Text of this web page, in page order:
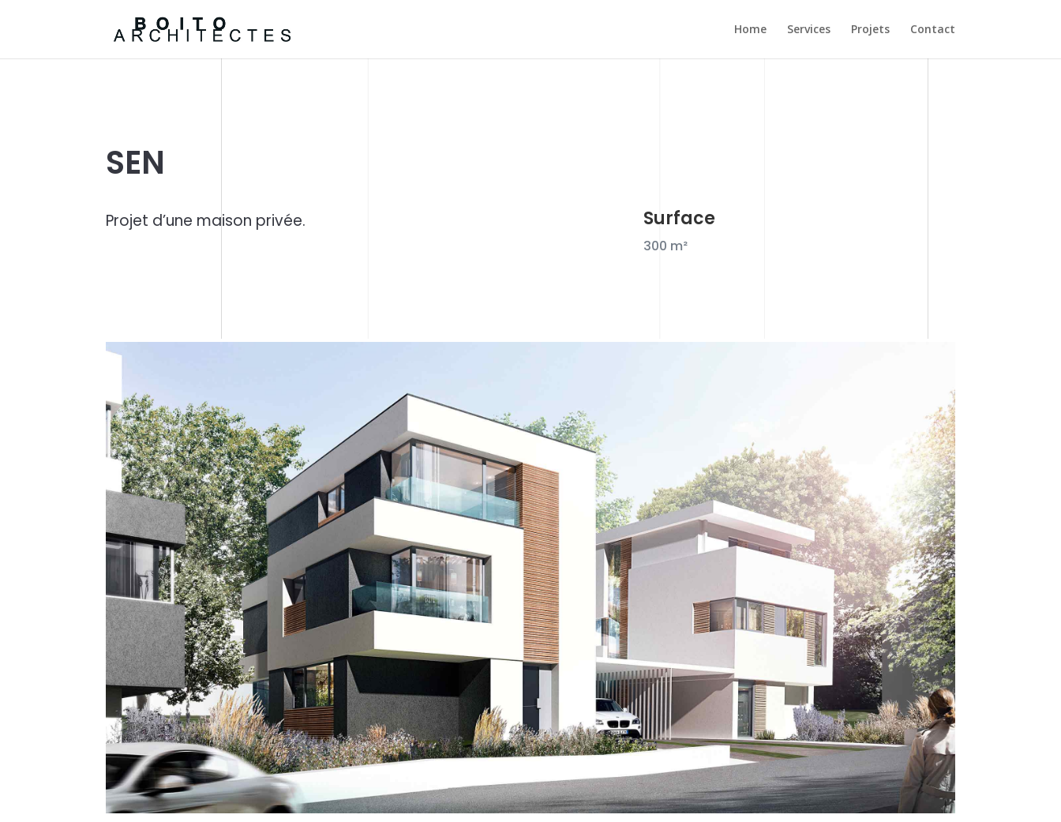
Home Services Projets Contact
SEN
Projet d’une maison privée. Surface
300 m²